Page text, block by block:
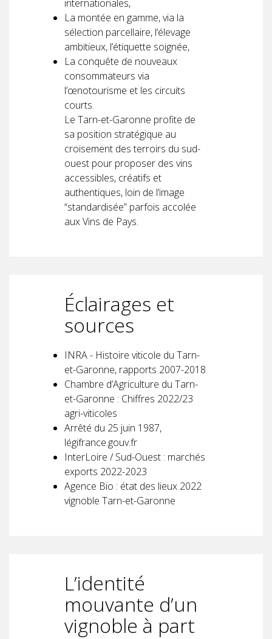
internationales,
La montée en gamme, via la
sélection parcellaire, l’élevage
ambitieux, l’étiquette soignée,
La conquête de nouveaux
consommateurs via
l’œnotourisme et les circuits
courts.
Le Tarn-et-Garonne profite de
sa position stratégique au
croisement des terroirs du sud-
ouest pour proposer des vins
accessibles, créatifs et
authentiques, loin de l’image
“standardisée” parfois accolée
aux Vins de Pays.
Éclairages et
sources
INRA - Histoire viticole du Tarn-
et-Garonne, rapports 2007-2018
Chambre d’Agriculture du Tarn-
et-Garonne : Chiffres 2022/23
agri-viticoles
Arrêté du 25 juin 1987,
légifrance.gouv.fr
InterLoire / Sud-Ouest : marchés
exports 2022-2023
Agence Bio : état des lieux 2022
vignoble Tarn-et-Garonne
L’identité
mouvante d’un
vignoble à part